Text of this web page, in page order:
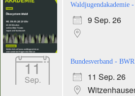
Waldjugendakademie
9 Sep. 26
11
Sep.
Bundesverband -
11 Sep. 26